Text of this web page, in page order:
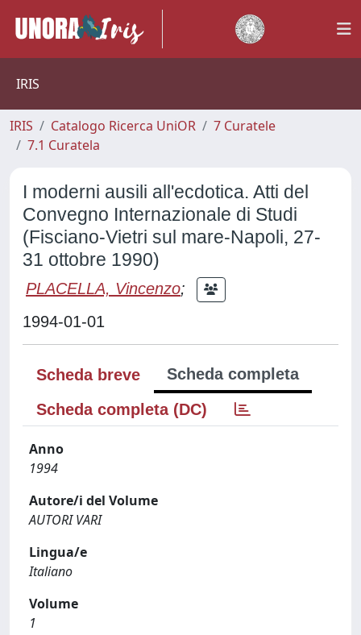
IRIS
IRIS Catalogo Ricerca UniOR
7 Curatele
7.1 Curatela
I moderni ausili all'ecdotica. Atti del
Convegno Internazionale di Studi
(Fisciano-Vietri sul mare-Napoli, 27-
31 ottobre 1990)
PLACELLA, Vincenzo;
1994-01-01
Scheda breve
Scheda completa
Scheda completa (DC)
Anno
1994
Autore/i del Volume
AUTORI VARI
Lingua/e
Italiano
Volume
1